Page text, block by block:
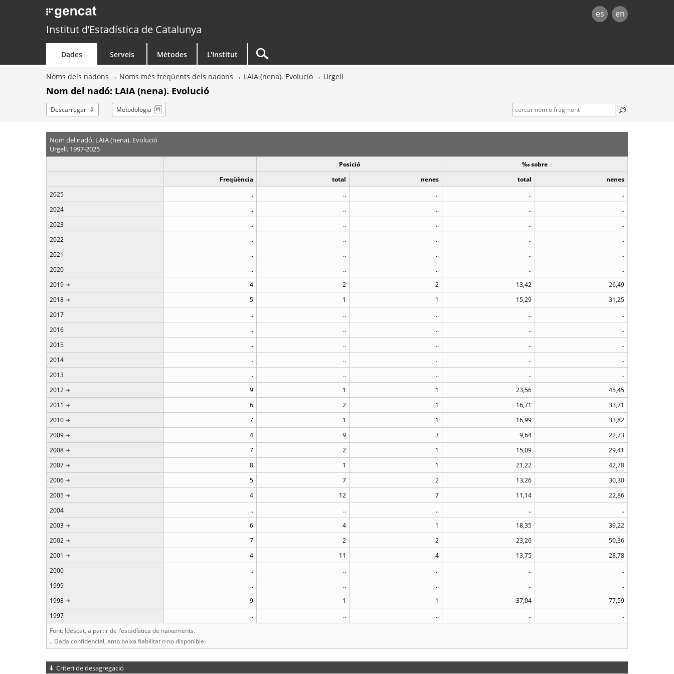
es en
Institut d’Estadística de Catalunya
Dades Serveis Mètodes L'Institut
Noms dels nadons Noms més freqüents dels nadons LAIA (nena). Evolució Urgell
Nom del nadó: LAIA (nena). Evolució
Descarregar Metodologia
Nom del nadó: LAIA (nena). Evolució
Urgell. 1997-2025
Posició
‰ sobre
Freqüència
total nenes total
nenes
2025
.. .. .. ..
..
2024
.. .. .. ..
..
2023
.. .. .. ..
..
2022
.. .. .. ..
..
2021
.. .. .. ..
..
2020
.. .. .. ..
..
2019
4 2 2 13,42
26,49
2018
5 1 1 15,29
31,25
2017
.. .. .. ..
..
2016
.. .. .. ..
..
2015
.. .. .. ..
..
2014
.. .. .. ..
..
2013
.. .. .. ..
..
2012
9 1 1 23,56
45,45
2011
6 2 1 16,71
33,71
2010
7 1 1 16,99
33,82
2009
4 9 3 9,64
22,73
2008
7 2 1 15,09
29,41
2007
8 1 1 21,22
42,78
2006
5 7 2 13,26
30,30
2005
4 12 7 11,14
22,86
2004
.. .. .. ..
..
2003
6 4 1 18,35
39,22
2002
7 2 2 23,26
50,36
2001
4 11 4 13,75
28,78
2000
.. .. .. ..
..
1999
.. .. .. ..
..
1998
9 1 1 37,04
77,59
1997
.. .. .. ..
..
Font: Idescat, a partir de l'estadística de naixements.
.. Dada confidencial, amb baixa fiabilitat o no disponible
Criteri de desagregació